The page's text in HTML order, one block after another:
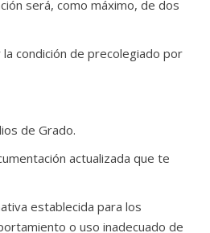
será, como máximo, de dos
condición de precolegiado por
de Grado.
actualizada que te
establecida para los
o uso inadecuado de